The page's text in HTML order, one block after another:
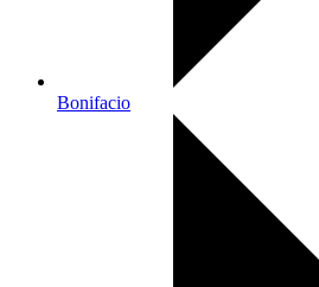
Bonifacio